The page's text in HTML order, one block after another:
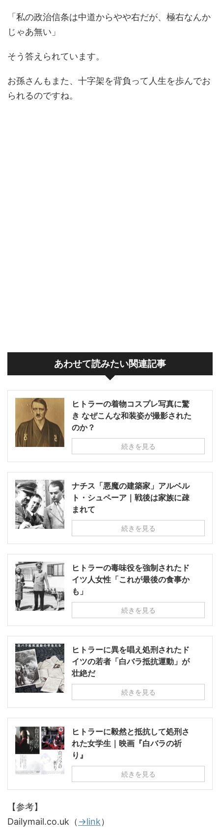
「私の政治信条は中道からやや右だが、極右なんか
じゃあ無い」
そう答えられています。
お孫さんもまた、十字架を背負って人生を歩んでお
られるのですね。
あわせて読みたい関連記事
ヒトラーの着物コスプレ写真に驚
き なぜこんな和装姿が撮影された
のか？
続きを見る
ナチス「悪魔の建築家」アルベル
ト・シュペーア｜戦後は家族に疎
まれて
続きを見る
ヒトラーの毒味役を強制されたド
イツ人女性「これが最後の食事か
も」
続きを見る
ヒトラーに異を唱え処刑されたド
イツの若者「白バラ抵抗運動」が
壮絶だ
続きを見る
ヒトラーに毅然と抵抗して処刑さ
れた女学生｜映画『白バラの祈
り』
続きを見る
【参考】
Dailymail.co.uk（ →link）